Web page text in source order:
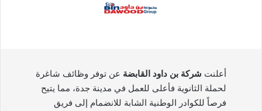
أعلنت شركة بن داود القابضة عن توفر وظائف شاغرة
لحملة الثانوية فأعلى للعمل في مدينة جدة، مما يتيح
فرصاً للكوادر الوطنية الشابة للانضمام إلى فريق